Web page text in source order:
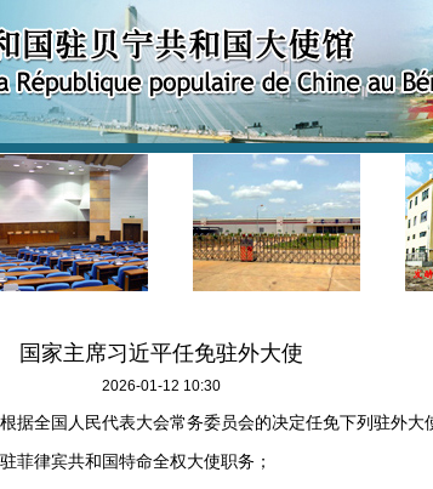
国家主席习近平任免驻外大使
2026-01-12 10:30
据全国人民代表大会常务委员会的决定任免下列驻外大
菲律宾共和国特命全权大使职务；